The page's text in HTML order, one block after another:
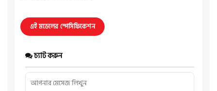
এই মডেলের স্পেসিফিকেশন
চ্যাট করুন